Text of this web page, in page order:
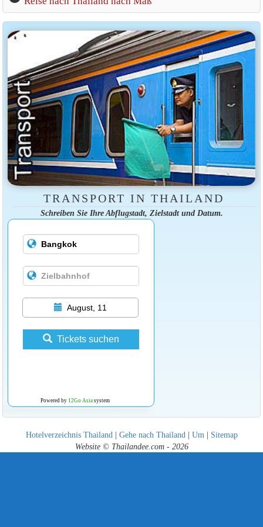
TRANSPORT IN THAILAND
Schreiben Sie Ihre Abflugstadt, Zielstadt und Datum.
August, 11
Tickets suchen
Powered by 12Go Asiasystem
Hotelverzeichnis Thailand| Gehe nach Thailand| Um| Sitemap
Website © Thailandee.com - 2026